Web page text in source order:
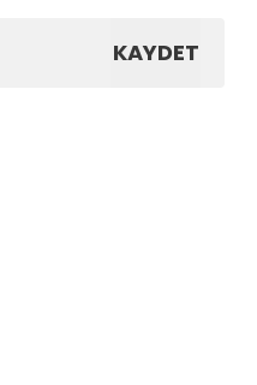
KAYDET